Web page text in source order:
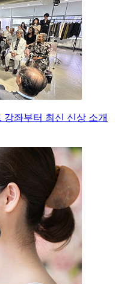
좌부터 최신 신상 소개